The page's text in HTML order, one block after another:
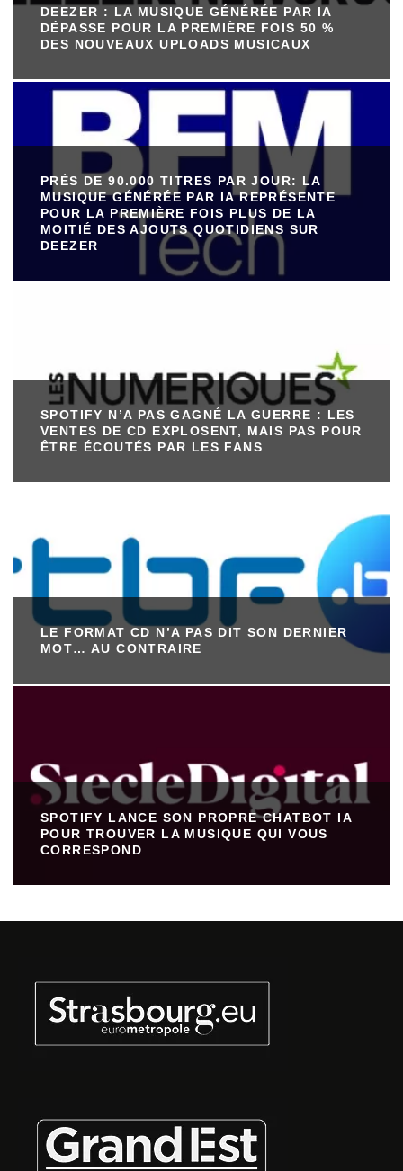
DEEZER : LA MUSIQUE GÉNÉRÉE PAR IA
DÉPASSE POUR LA PREMIÈRE FOIS 50 %
DES NOUVEAUX UPLOADS MUSICAUX
PRÈS DE 90.000 TITRES PAR JOUR: LA
MUSIQUE GÉNÉRÉE PAR IA REPRÉSENTE
POUR LA PREMIÈRE FOIS PLUS DE LA
MOITIÉ DES AJOUTS QUOTIDIENS SUR
DEEZER
SPOTIFY N’A PAS GAGNÉ LA GUERRE : LES
VENTES DE CD EXPLOSENT, MAIS PAS POUR
ÊTRE ÉCOUTÉS PAR LES FANS
LE FORMAT CD N’A PAS DIT SON DERNIER
MOT… AU CONTRAIRE
SPOTIFY LANCE SON PROPRE CHATBOT IA
POUR TROUVER LA MUSIQUE QUI VOUS
CORRESPOND